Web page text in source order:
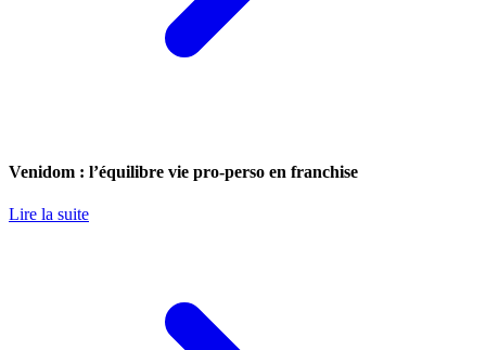
Venidom : l’équilibre vie pro-perso en franchise
Lire la suite